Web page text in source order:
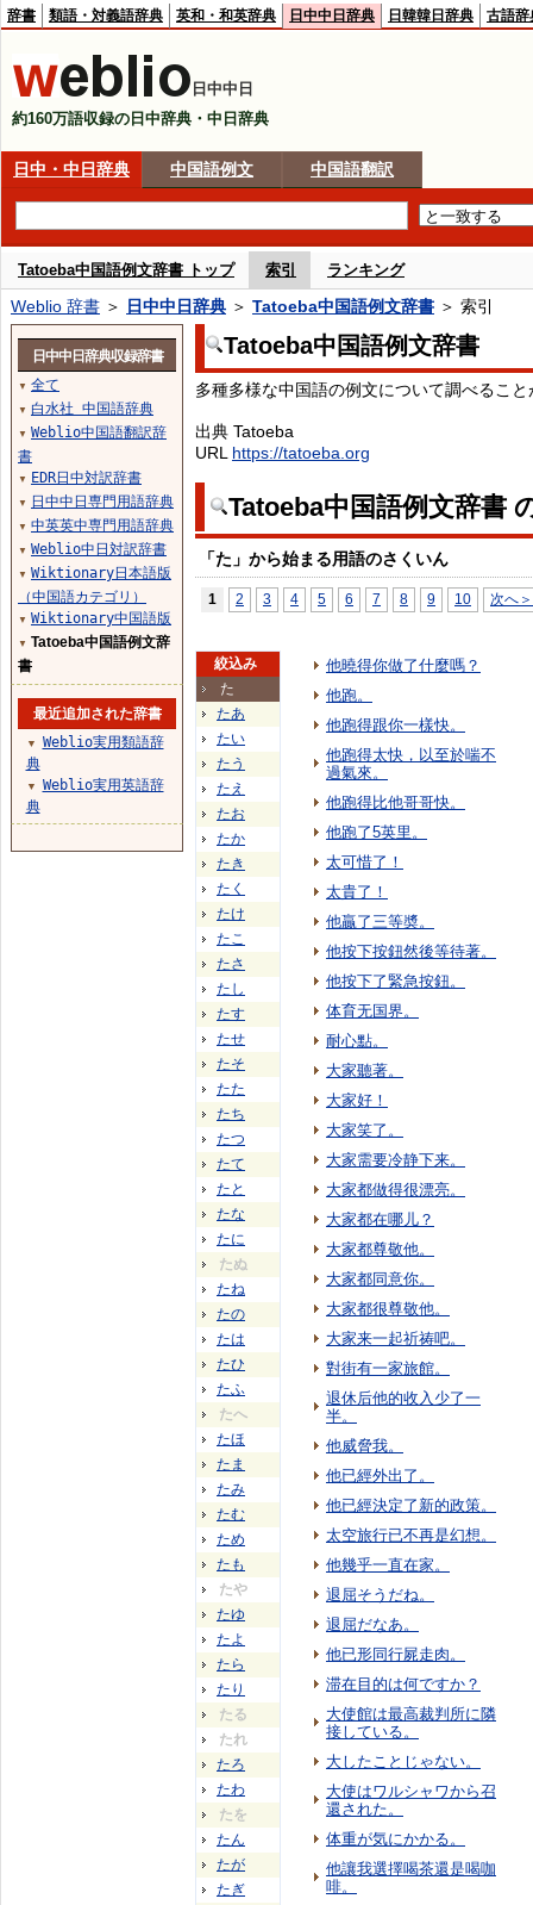
辞書 類語・対義語辞典 英和・和英辞典 日中中日辞典 日韓韓日辞典 古語辞
日中中日
約160万語収録の日中辞典・中日辞典
日中・中日辞典 中国語例文 中国語翻訳
Tatoeba中国語例文辞書 トップ 索引 ランキング
Weblio 辞書 ＞ 日中中日辞典 ＞ Tatoeba中国語例文辞書 ＞ 索引
Tatoeba中国語例文辞書
多種多様な中国語の例文について調べるこ
出典 Tatoeba
URL https://tatoeba.org
Tatoeba中国語例文辞書
「た」から始まる用語のさくいん
1 2 3 4 5 6 7 8 9 10 次へ＞
絞込み
た
たあ
たい
たう
たえ
たお
たか
たき
たく
たけ
たこ
たさ
たし
たす
たせ
たそ
たた
たち
たつ
たて
たと
たな
たに
たぬ
たね
たの
たは
たひ
たふ
たへ
たほ
たま
たみ
たむ
ため
たも
たや
たゆ
たよ
たら
たり
たる
たれ
たろ
たわ
たを
たん
たが
たぎ
他曉得你做了什麼嗎？
他跑。
他跑得跟你一樣快。
他跑得太快，以至於喘不
過氣來。
他跑得比他哥哥快。
他跑了5英里。
太可惜了！
太貴了！
他贏了三等奬。
他按下按鈕然後等待著。
他按下了緊急按鈕。
体育无国界。
耐心點。
大家聽著。
大家好！
大家笑了。
大家需要冷静下来。
大家都做得很漂亮。
大家都在哪儿？
大家都尊敬他。
大家都同意你。
大家都很尊敬他。
大家来一起祈祷吧。
對街有一家旅館。
退休后他的收入少了一
半。
他威脅我。
他已經外出了。
他已經決定了新的政策。
太空旅行已不再是幻想。
他幾乎一直在家。
退屈そうだね。
退屈だなあ。
他已形同行屍走肉。
滞在目的は何ですか？
大使館は最高裁判所に隣
接している。
大したことじゃない。
大使はワルシャワから召
還された。
体重が気にかかる。
他讓我選擇喝茶還是喝咖
啡。
日中中日辞典収録辞書
▼ 全て
▼ 白水社 中国語辞典
▼ Weblio中国語翻訳辞
書
▼ EDR日中対訳辞書
▼ 日中中日専門用語辞典
▼ 中英英中専門用語辞典
▼ Weblio中日対訳辞書
▼ Wiktionary日本語版
（中国語カテゴリ）
▼ Wiktionary中国語版
▼ Tatoeba中国語例文辞
書
最近追加された辞書
▼
Weblio実用類語辞
典
▼
Weblio実用英語辞
典